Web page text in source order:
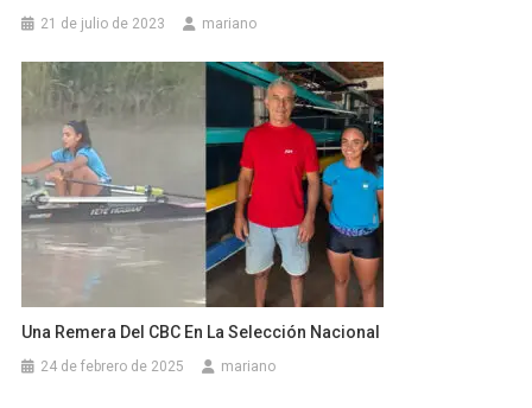
21 de julio de 2023 mariano
Una Remera Del CBC En La Selección Nacional
24 de febrero de 2025 mariano